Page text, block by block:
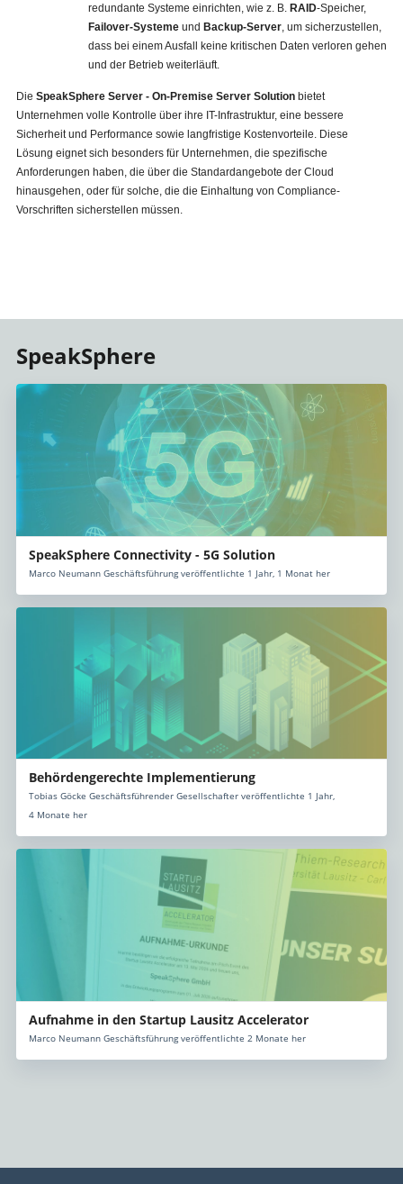
redundante Systeme einrichten, wie z. B. RAID-Speicher,
Failover-Systemeund Backup-Server, um sicherzustellen,
dass bei einem Ausfall keine kritischen Daten verloren gehen
und der Betrieb weiterläuft.
Die SpeakSphere Server - On-Premise Server Solutionbietet
Unternehmen volle Kontrolle über ihre IT-Infrastruktur, eine bessere
Sicherheit und Performance sowie langfristige Kostenvorteile. Diese
Lösung eignet sich besonders für Unternehmen, die spezifische
Anforderungen haben, die über die Standardangebote der Cloud
hinausgehen, oder für solche, die die Einhaltung von Compliance-
Vorschriften sicherstellen müssen.
SpeakSphere
SpeakSphere Connectivity - 5G Solution
Marco Neumann Geschäftsführung veröffentlichte 1 Jahr, 1 Monat her
Behördengerechte Implementierung
Tobias Göcke Geschäftsführender Gesellschafter veröffentlichte 1 Jahr,
4 Monate her
Aufnahme in den Startup Lausitz Accelerator
Marco Neumann Geschäftsführung veröffentlichte 2 Monate her